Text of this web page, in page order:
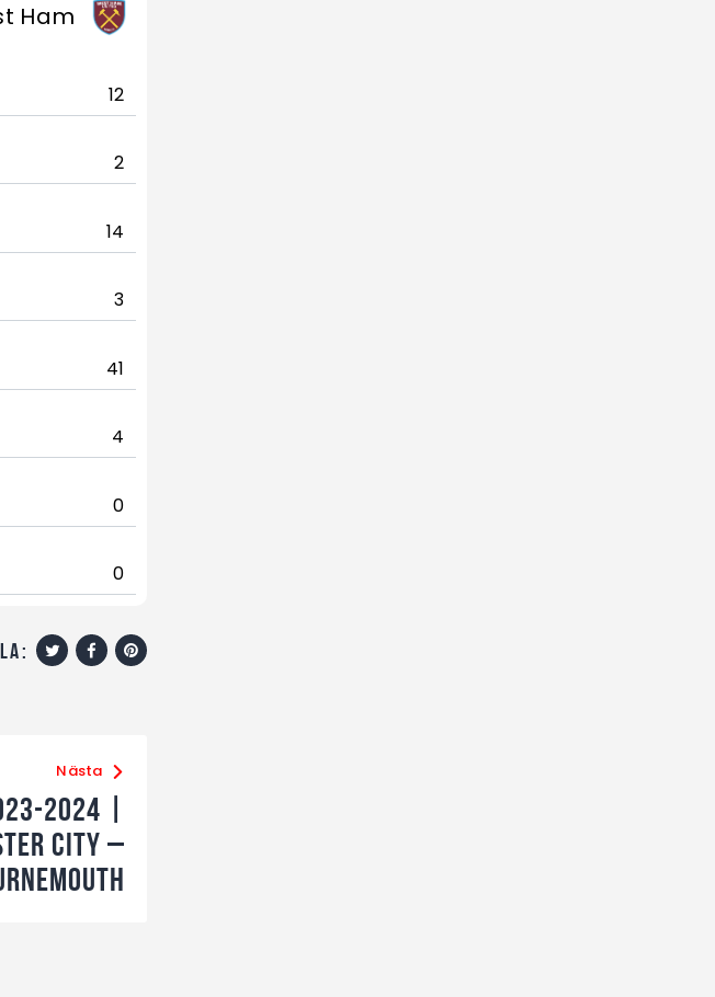
Ham
12
2
14
3
41
4
0
0
Nästa
2024 |
City –